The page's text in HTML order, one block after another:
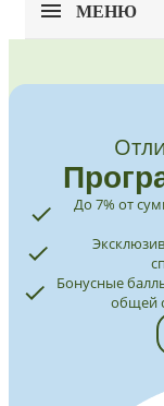
МЕНЮ
До 7% от
Бонусные
общей